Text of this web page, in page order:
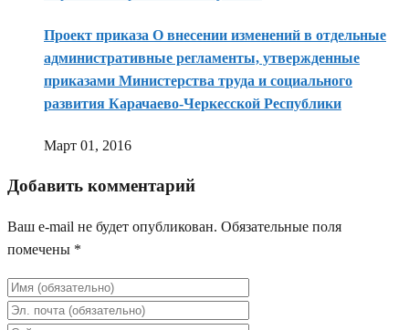
Проект приказа О внесении изменений в отдельные
административные регламенты, утвержденные
приказами Министерства труда и социального
развития Карачаево-Черкесской Республики
Март 01, 2016
Добавить комментарий
Ваш e-mail не будет опубликован. Обязательные поля
помечены *